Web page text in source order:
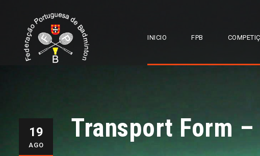
INICIO FPB
19
AGO
Transport Form